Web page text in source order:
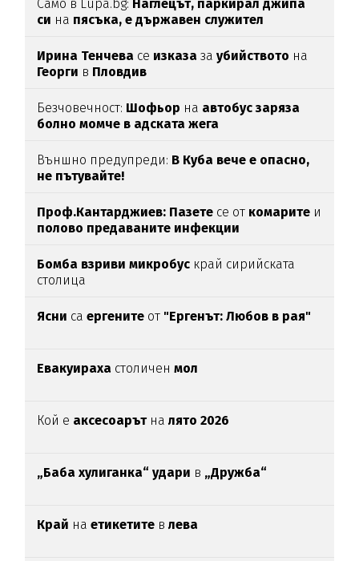
Само в Lupa.bg: Наглецът, паркирал джипа
си на пясъка, е държавен служител
Ирина Тенчева се изказазаубийството на
Георги в Пловдив
Безчовечност: Шофьор на автобус заряза
болно момче в адската жега
Външно предупреди: В Куба вече е опасно,
не пътувайте!
Проф.Кантарджиев: Пазете се от комарите и
полово предаваните инфекции
Бомба взриви микробус край сирийската
столица
Ясни са ергените от "Ергенът: Любов в рая"
Евакуираха столиченмол
Кой е аксесоарътналято 2026
„Баба хулиганка“ удари в „Дружба“
Край наетикетите влева